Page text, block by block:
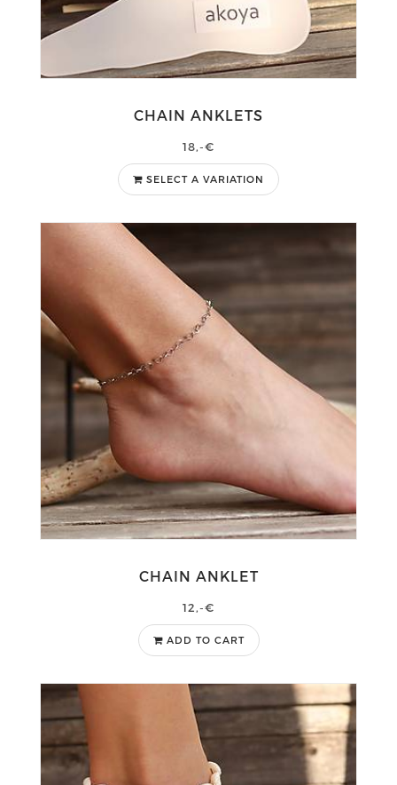
CHAIN ANKLETS
18,-€
SELECT A VARIATION
CHAIN ANKLET
12,-€
ADD TO CART